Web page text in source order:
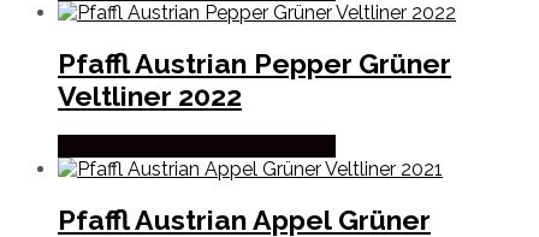
Pfaffl Austrian Pepper Grüner
Veltliner 2022
Pfaffl Austrian Appel Grüner